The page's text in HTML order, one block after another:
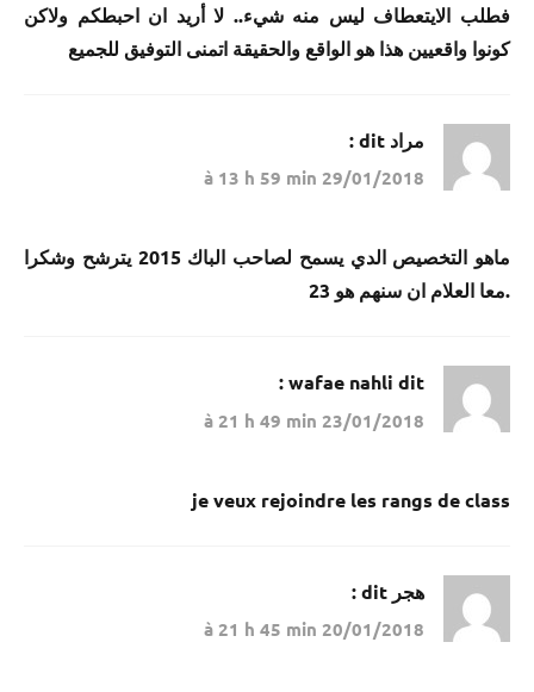
فطلب الايتعطاف ليس منه شيء.. لا أريد ان احبطكم ولاكن
كونوا واقعيين هذا هو الواقع والحقيقة اتمنى التوفيق للجميع
مراد dit :
29/01/2018 à 13 h 59 min
ماهو التخصيص الدي يسمح لصاحب الباك 2015 يترشح وشكرا
.معا العلام ان سنهم هو 23
wafae nahli dit :
23/01/2018 à 21 h 49 min
je veux rejoindre les rangs de class
هجر dit :
20/01/2018 à 21 h 45 min